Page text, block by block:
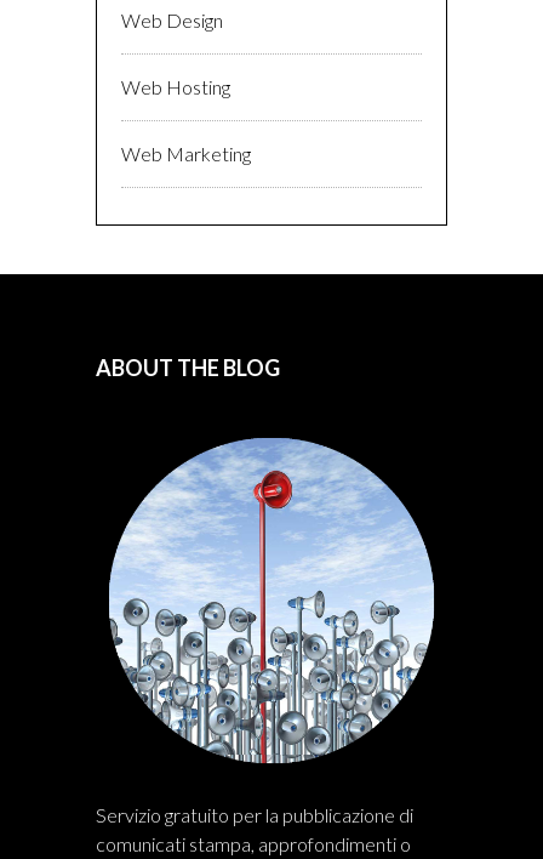
Web Design
Web Hosting
Web Marketing
ABOUT THE BLOG
Servizio gratuito per la pubblicazione di
comunicati stampa, approfondimenti o